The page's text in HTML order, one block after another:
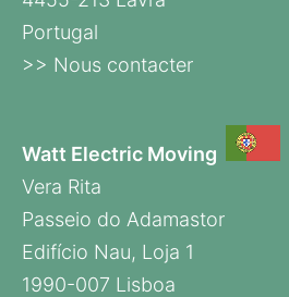
Portugal
>> Nous contacter
Watt Electric Moving
Vera Rita
Passeio do Adamastor
Edifício Nau, Loja 1
1990-007 Lisboa